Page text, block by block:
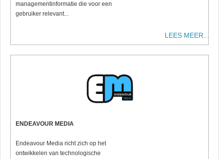
managementinformatie die voor een
gebruiker relevant...
LEES MEER...
ENDEAVOUR MEDIA
Endeavour Media richt zich op het
ontwikkelen van technologische